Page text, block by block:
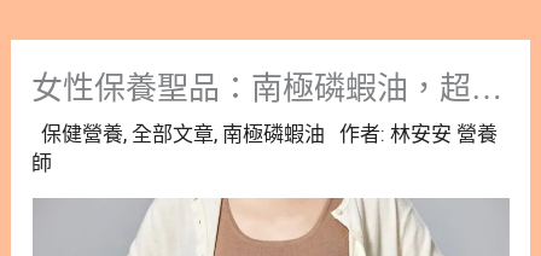
女性保養聖品：南極磷蝦油，超速吸收！從調理生理期到孕哺期保養
保健營養,全部文章, 南極磷蝦油 作者:林安安 營養
師